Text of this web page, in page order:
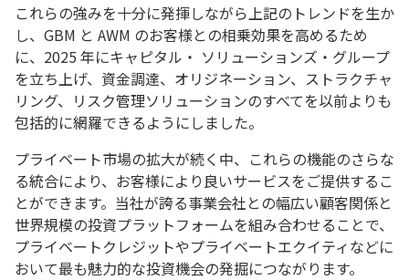
これらの強みを十分に発揮しながら上記のトレンドを生か
し、GBM と AWM のお客様との相乗効果を高めるため
に、2025 年にキャピタル・ ソリューションズ・グループ
を立ち上げ、資金調達、オリジネーション、ストラクチャ
リング、リスク管理ソリューションのすべてを以前よりも
包括的に網羅できるようにしました。
プライベート市場の拡大が続く中、これらの機能のさらな
る統合により、お客様により良いサービスをご提供するこ
とができます。当社が誇る事業会社との幅広い顧客関係と
世界規模の投資プラットフォームを組み合わせることで、
プライベートクレジットやプライベートエクイティなどに
おいて最も魅力的な投資機会の発掘につながります。